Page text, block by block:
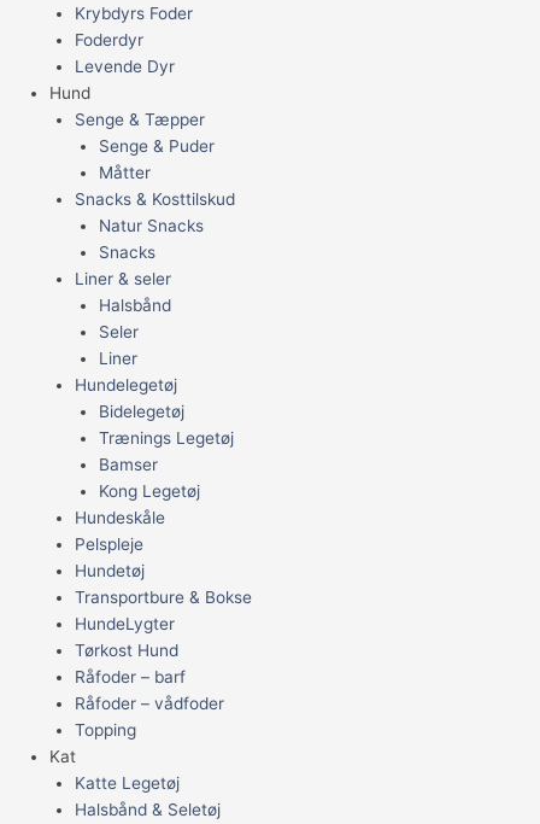
Krybdyrs Foder
Foderdyr
Levende Dyr
Hund
Senge & Tæpper
Senge & Puder
Måtter
Snacks & Kosttilskud
Natur Snacks
Snacks
Liner & seler
Halsbånd
Seler
Liner
Hundelegetøj
Bidelegetøj
Trænings Legetøj
Bamser
Kong Legetøj
Hundeskåle
Pelspleje
Hundetøj
Transportbure & Bokse
HundeLygter
Tørkost Hund
Råfoder – barf
Råfoder – vådfoder
Topping
Kat
Katte Legetøj
Halsbånd & Seletøj